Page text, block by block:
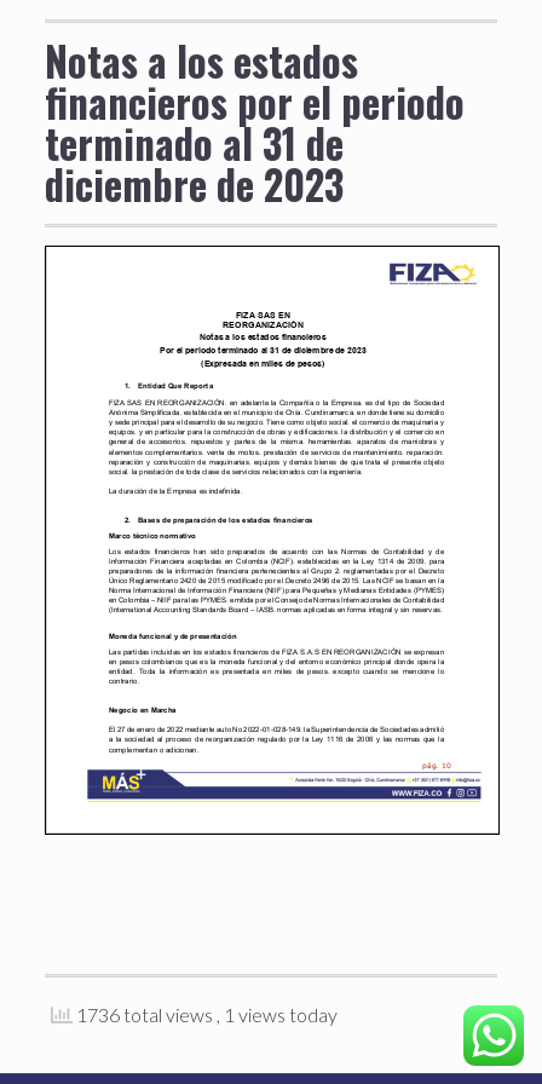
Notas a los estados
financieros por el periodo
terminado al 31 de
diciembre de 2023
1736 total views , 1 views today